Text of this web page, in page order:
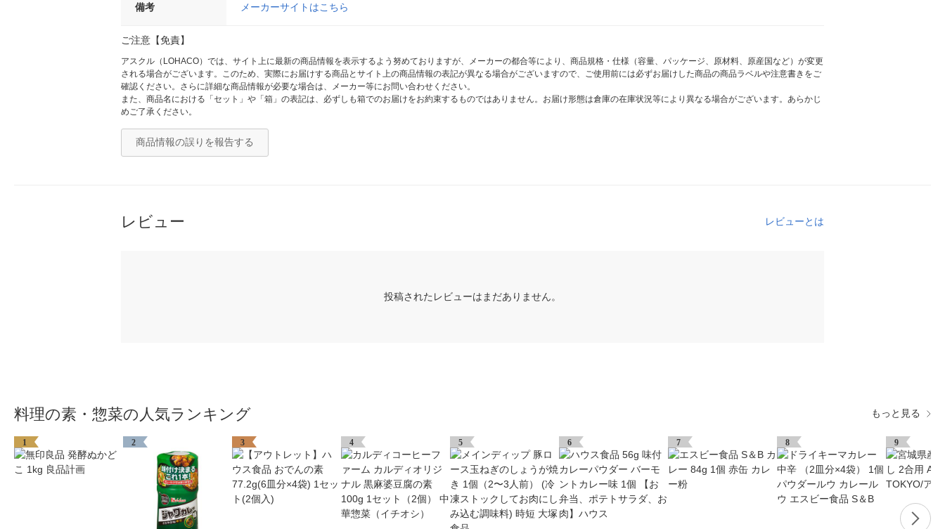
備考 メーカーサイトはこちら
ご注意【免責】
アスクル（LOHACO）では、サイト上に最新の商品情報を表示するよう努めておりますが、メーカーの都合等により、商品規格・仕様（容量、パッケージ、原材料、原産国など）が変更
される場合がございます。このため、実際にお届けする商品とサイト上の商品情報の表記が異なる場合がございますので、ご使用前には必ずお届けした商品の商品ラベルや注意書きをご
確認ください。さらに詳細な商品情報が必要な場合は、メーカー等にお問い合わせください。
また、商品名における「セット」や「箱」の表記は、必ずしも箱でのお届けをお約束するものではありません。お届け形態は倉庫の在庫状況等により異なる場合がございます。あらかじ
めご了承ください。
商品情報の誤りを報告する
レビュー レビューとは
投稿されたレビューはまだありません。
料理の素・惣菜の人気ランキング もっと見る
1 2 3 4 5 6 7 8 9